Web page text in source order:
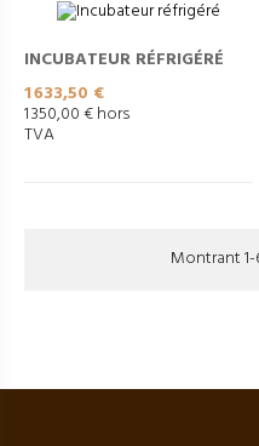
INCUBATEUR RÉFRIGÉRÉ
Prix
1 633,50 €
1 350,00 € hors
TVA
Montrant